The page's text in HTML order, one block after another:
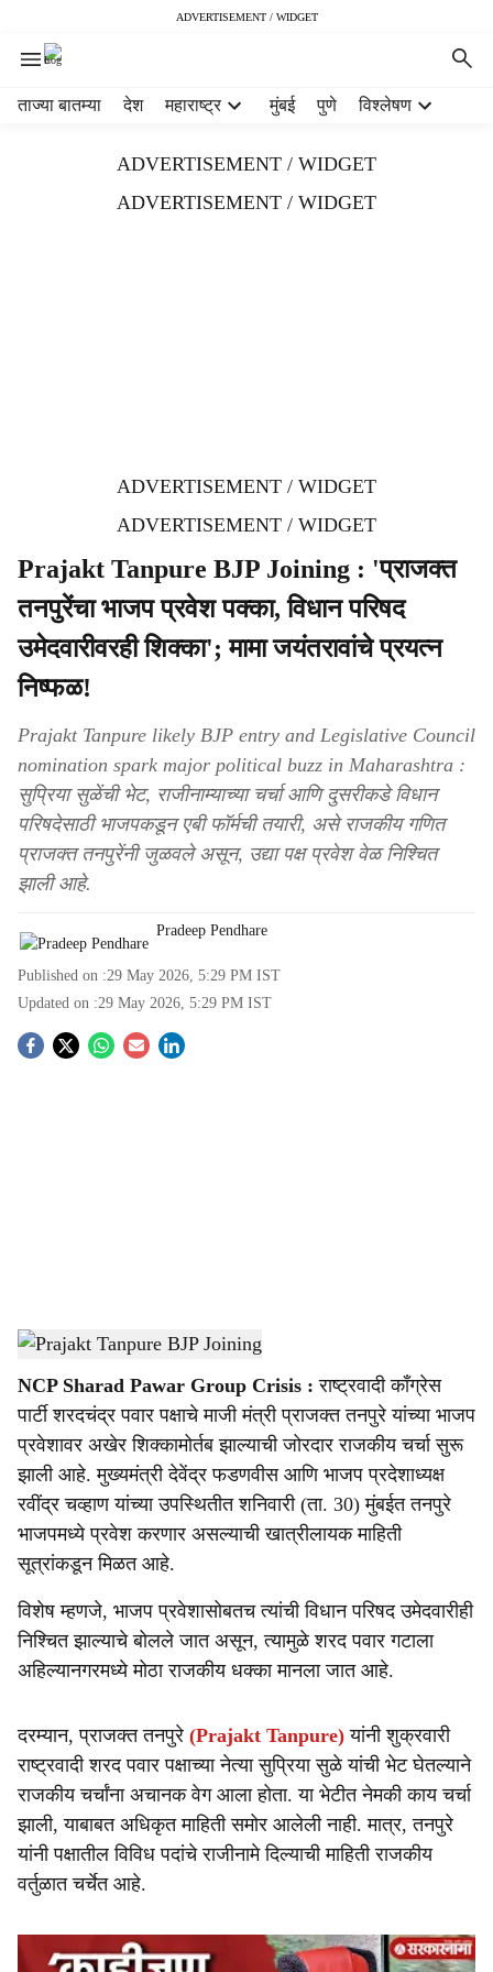
ADVERTISEMENT / WIDGET
ताज्या बातम्या देश महाराष्ट्र मुंबई पुणे विश्लेषण
ADVERTISEMENT / WIDGET
ADVERTISEMENT / WIDGET
ADVERTISEMENT / WIDGET
ADVERTISEMENT / WIDGET
Prajakt Tanpure BJP Joining : 'प्राजक्त
तनपुरेंचा भाजप प्रवेश पक्का, विधान परिषद
उमेदवारीवरही शिक्का'; मामा जयंतरावांचे प्रयत्न
निष्फळ!
Prajakt Tanpure likely BJP entry and Legislative Council
nomination spark major political buzz in Maharashtra :
सुप्रिया सुळेंची भेट, राजीनाम्याच्या चर्चा आणि दुसरीकडे विधान
परिषदेसाठी भाजपकडून एबी फॉर्मची तयारी, असे राजकीय गणित
प्राजक्त तनपुरेंनी जुळवले असून, उद्या पक्ष प्रवेश वेळ निश्चित
झाली आहे.
Pradeep Pendhare
Published on :29 May 2026, 5:29 PM IST
Updated on :29 May 2026, 5:29 PM IST
S
a
r
e
Prajakt Tanpure BJP Joining - Sarkarnama
NCP Sharad Pawar Group Crisis : राष्ट्रवादी काँग्रेस
पार्टी शरदचंद्र पवार पक्षाचे माजी मंत्री प्राजक्त तनपुरे यांच्या भाजप
प्रवेशावर अखेर शिक्कामोर्तब झाल्याची जोरदार राजकीय चर्चा सुरू
झाली आहे. मुख्यमंत्री देवेंद्र फडणवीस आणि भाजप प्रदेशाध्यक्ष
रवींद्र चव्हाण यांच्या उपस्थितीत शनिवारी (ता. 30) मुंबईत तनपुरे
भाजपमध्ये प्रवेश करणार असल्याची खात्रीलायक माहिती
सूत्रांकडून मिळत आहे.
विशेष म्हणजे, भाजप प्रवेशासोबतच त्यांची विधान परिषद उमेदवारीही
निश्चित झाल्याचे बोलले जात असून, त्यामुळे शरद पवार गटाला
अहिल्यानगरमध्ये मोठा राजकीय धक्का मानला जात आहे.
दरम्यान, प्राजक्त तनपुरे (Prajakt Tanpure) यांनी शुक्रवारी
राष्ट्रवादी शरद पवार पक्षाच्या नेत्या सुप्रिया सुळे यांची भेट घेतल्याने
राजकीय चर्चांना अचानक वेग आला होता. या भेटीत नेमकी काय चर्चा
झाली, याबाबत अधिकृत माहिती समोर आलेली नाही. मात्र, तनपुरे
यांनी पक्षातील विविध पदांचे राजीनामे दिल्याची माहिती राजकीय
वर्तुळात चर्चेत आहे.